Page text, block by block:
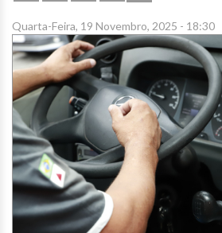
Quarta-Feira, 19 Novembro, 2025 - 18:30